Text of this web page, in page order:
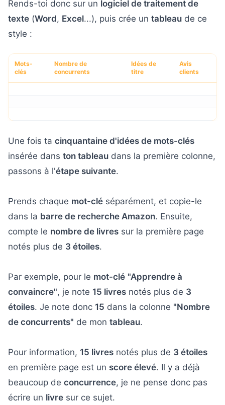
Rends-toi donc sur un logiciel de traitement de
texte (Word, Excel...), puis crée un tableau de ce
style :
Mots-
clés
Nombre de
concurrents
Idées de
titre
Avis
clients
Une fois ta cinquantaine d'idées de mots-clés
insérée dans ton tableau dans la première colonne,
passons à l'étape suivante.
Prends chaque mot-clé séparément, et copie-le
dans la barre de recherche Amazon. Ensuite,
compte le nombre de livres sur la première page
notés plus de 3 étoiles.
Par exemple, pour le mot-clé "Apprendre à
convaincre", je note 15 livres notés plus de 3
étoiles. Je note donc 15 dans la colonne "Nombre
de concurrents" de mon tableau.
Pour information, 15 livres notés plus de 3 étoiles
en première page est un score élevé. Il y a déjà
beaucoup de concurrence, je ne pense donc pas
écrire un livre sur ce sujet.